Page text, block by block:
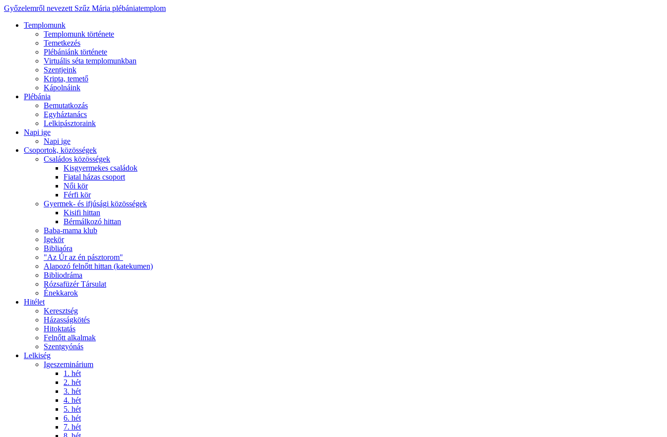
Győzelemről nevezett Szűz Mária plébániatemplom
Templomunk
Templomunk története
Temetkezés
Plébániánk története
Virtuális séta templomunkban
Szentjeink
Kripta, temető
Kápolnáink
Plébánia
Bemutatkozás
Egyháztanács
Lelkipásztoraink
Napi ige
Napi ige
Csoportok, közösségek
Családos közösségek
Kisgyermekes családok
Fiatal házas csoport
Női kör
Férfi kör
Gyermek- és ifjúsági közösségek
Kisifi hittan
Bérmálkozó hittan
Baba-mama klub
Igekör
Bibliaóra
"Az Úr az én pásztorom"
Alapozó felnőtt hittan (katekumen)
Bibliodráma
Rózsafüzér Társulat
Énekkarok
Hitélet
Keresztség
Házasságkötés
Hitoktatás
Felnőtt alkalmak
Szentgyónás
Lelkiség
Igeszeminárium
1. hét
2. hét
3. hét
4. hét
5. hét
6. hét
7. hét